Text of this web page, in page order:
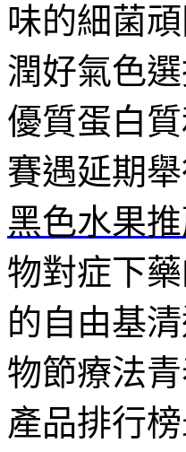
味的細菌
潤好氣色
優質蛋白
賽遇延期
黑色水果
物對症下
的自由基
物節療法
產品排行